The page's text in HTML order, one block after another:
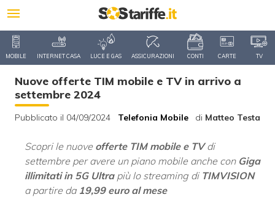
MOBILE INTERNET CASA LUCE E GAS ASSICURAZIONI CONTI CARTE TV
Nuove offerte TIM mobile e TV in arrivo a
settembre 2024
Pubblicato il 04/09/2024 Telefonia Mobile di Matteo Testa
Scopri le nuove offerte TIM mobile e TVdi
settembre per avere un piano mobile anche con Giga
illimitati in 5G Ultrapiù lo streaming di TIMVISION
a partire da 19,99 euro al mese